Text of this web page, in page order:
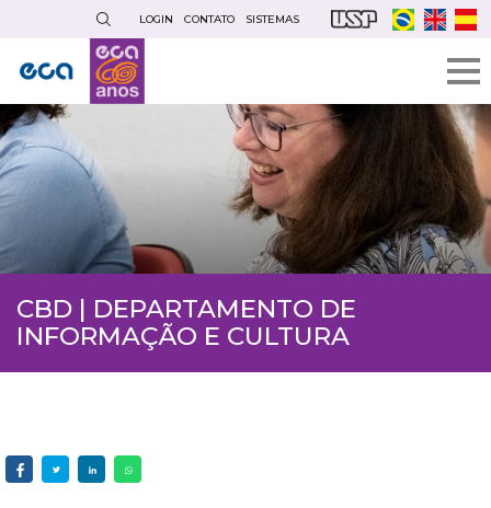
conteúdo
principal
LOGIN CONTATO SISTEMAS
CBD | DEPARTAMENTO DE
INFORMAÇÃO E CULTURA